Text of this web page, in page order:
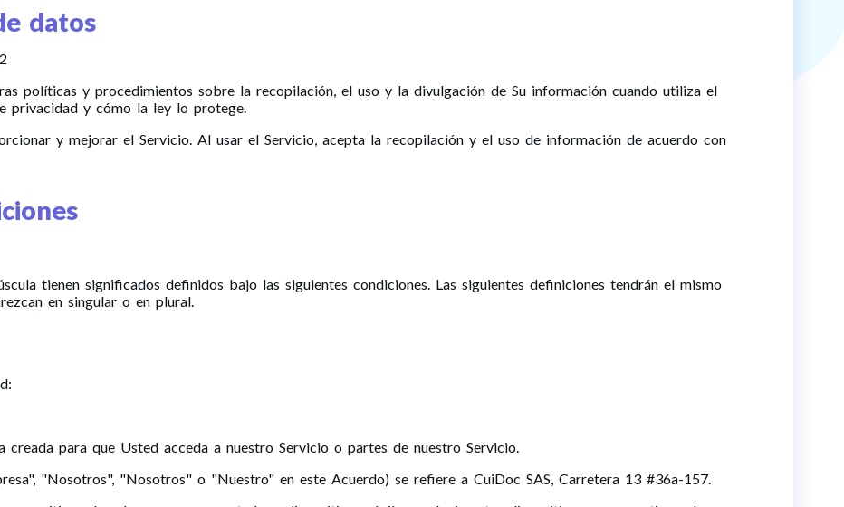
datos
políticas y procedimientos sobre la recopilación, el uso y la divulgación de Su información cuando utiliza el
privacidad y cómo la ley lo protege.
y mejorar el Servicio. Al usar el Servicio, acepta la recopilación y el uso de información de acuerdo con
tienen significados definidos bajo las siguientes condiciones. Las siguientes definiciones tendrán el mismo
en singular o en plural.
creada para que Usted acceda a nuestro Servicio o partes de nuestro Servicio.
"Nosotros", "Nosotros" o "Nuestro" en este Acuerdo) se refiere a CuiDoc SAS, Carretera 13 #36a-157.